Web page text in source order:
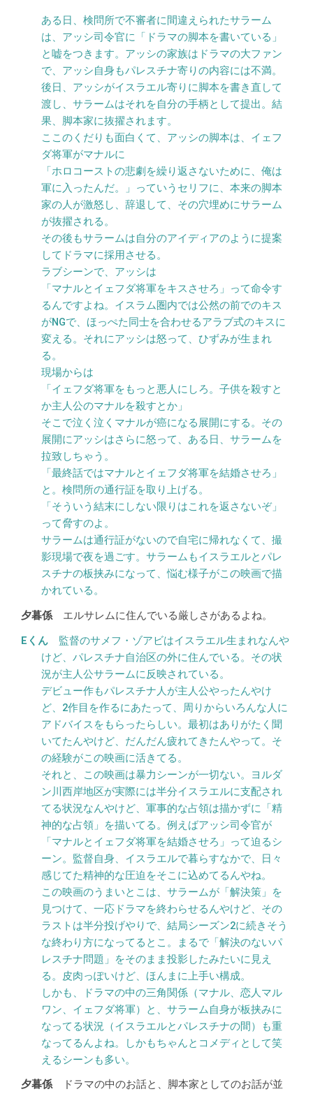
ある日、検問所で不審者に間違えられたサラーム
は、アッシ司令官に「ドラマの脚本を書いている」
と嘘をつきます。アッシの家族はドラマの大ファン
で、アッシ自身もパレスチナ寄りの内容には不満。
後日、アッシがイスラエル寄りに脚本を書き直して
渡し、サラームはそれを自分の手柄として提出。結
果、脚本家に抜擢されます。
ここのくだりも面白くて、アッシの脚本は、イェフ
ダ将軍がマナルに
「ホロコーストの悲劇を繰り返さないために、俺は
軍に入ったんだ。」っていうセリフに、本来の脚本
家の人が激怒し、辞退して、その穴埋めにサラーム
が抜擢される。
その後もサラームは自分のアイディアのように提案
してドラマに採用させる。
ラブシーンで、アッシは
「マナルとイェフダ将軍をキスさせろ」って命令す
るんですよね。イスラム圏内では公然の前でのキス
がNGで、ほっぺた同士を合わせるアラブ式のキスに
変える。それにアッシは怒って、ひずみが生まれ
る。
現場からは
「イェフダ将軍をもっと悪人にしろ。子供を殺すと
か主人公のマナルを殺すとか」
そこで泣く泣くマナルが癌になる展開にする。その
展開にアッシはさらに怒って、ある日、サラームを
拉致しちゃう。
「最終話ではマナルとイェフダ将軍を結婚させろ」
と。検問所の通行証を取り上げる。
「そういう結末にしない限りはこれを返さないぞ」
って脅すのよ。
サラームは通行証がないので自宅に帰れなくて、撮
影現場で夜を過ごす。サラームもイスラエルとパレ
スチナの板挟みになって、悩む様子がこの映画で描
かれている。
エルサレムに住んでいる厳しさがあるよね。
監督のサメフ・ゾアビはイスラエル生まれなんや
けど、パレスチナ自治区の外に住んでいる。その状
況が主人公サラームに反映されている。
デビュー作もパレスチナ人が主人公やったんやけ
ど、2作目を作るにあたって、周りからいろんな人に
アドバイスをもらったらしい。最初はありがたく聞
いてたんやけど、だんだん疲れてきたんやって。そ
の経験がこの映画に活きてる。
それと、この映画は暴力シーンが一切ない。ヨルダ
ン川西岸地区が実際には半分イスラエルに支配され
てる状況なんやけど、軍事的な占領は描かずに「精
神的な占領」を描いてる。例えばアッシ司令官が
「マナルとイェフダ将軍を結婚させろ」って迫るシ
ーン。監督自身、イスラエルで暮らすなかで、日々
感じてた精神的な圧迫をそこに込めてるんやね。
この映画のうまいとこは、サラームが「解決策」を
見つけて、一応ドラマを終わらせるんやけど、その
ラストは半分投げやりで、結局シーズン2に続きそう
な終わり方になってるとこ。まるで「解決のないパ
レスチナ問題」をそのまま投影したみたいに見え
る。皮肉っぽいけど、ほんまに上手い構成。
しかも、ドラマの中の三角関係（マナル、恋人マル
ワン、イェフダ将軍）と、サラーム自身が板挟みに
なってる状況（イスラエルとパレスチナの間）も重
なってるんよね。しかもちゃんとコメディとして笑
えるシーンも多い。
ドラマの中のお話と、脚本家としてのお話が並